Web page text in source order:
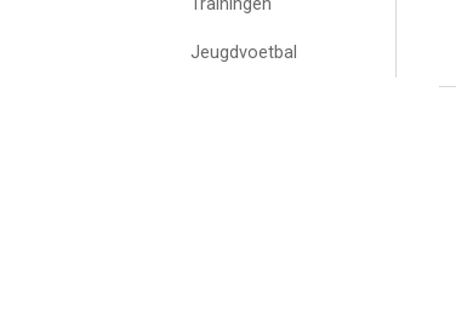
Trainingen
Jeugdvoetbal